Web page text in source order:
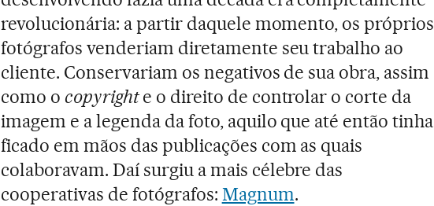
revolucionária: a partir daquele momento, os próprios
fotógrafos venderiam diretamente seu trabalho ao
cliente. Conservariam os negativos de sua obra, assim
como o copyrighte o direito de controlar o corte da
imagem e a legenda da foto, aquilo que até então tinha
ficado em mãos das publicações com as quais
colaboravam. Daí surgiu a mais célebre das
cooperativas de fotógrafos: Magnum.